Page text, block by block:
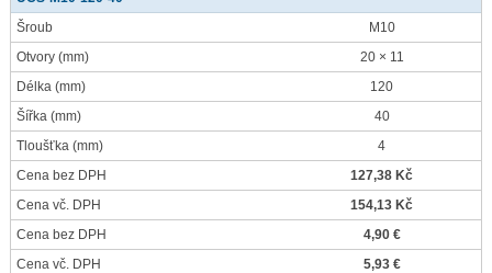
Šroub
M10
Otvory (mm)
20 × 11
Délka (mm)
120
Šířka (mm)
40
Tloušťka (mm)
4
Cena bez DPH
127,38 Kč
Cena vč. DPH
154,13 Kč
Cena bez DPH
4,90 €
Cena vč. DPH
5,93 €